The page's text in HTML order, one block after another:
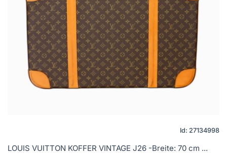
Id: 27134998
LOUIS VUITTON KOFFER VINTAGE J26 -Breite: 70 cm ...